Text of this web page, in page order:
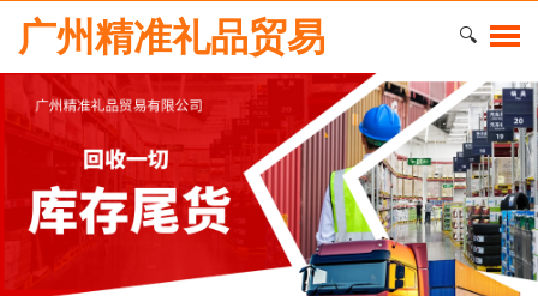
🔍
广州精准礼品贸易